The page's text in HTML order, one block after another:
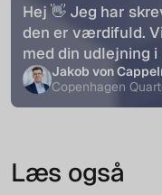
Hej 👋 Jeg har
den er værdifuld.
med din udlejning i
Jakob von
Copenhagen
Læs også